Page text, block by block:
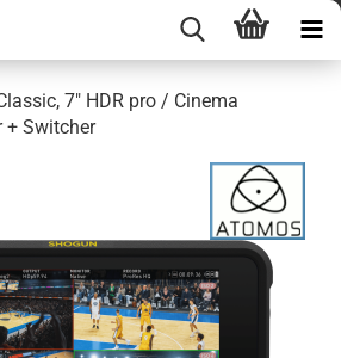
7" HDR pro / Cinema
+ Switcher